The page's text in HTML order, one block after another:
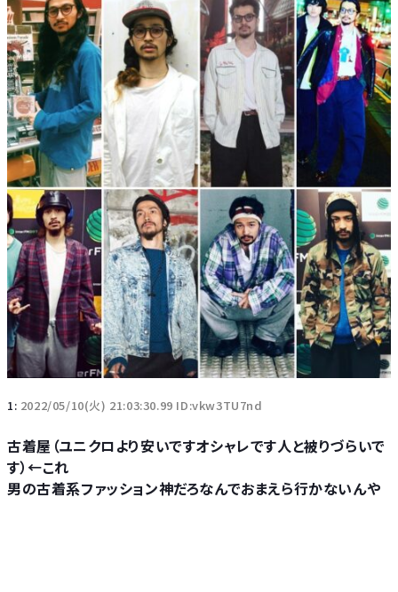
1: 2022/05/10(火) 21:03:30.99 ID:vkw3TU7nd
古着屋（ユニクロより安いですオシャレです人と被りづらいで
す）←これ
男の古着系ファッション神だろなんでおまえら行かないんや